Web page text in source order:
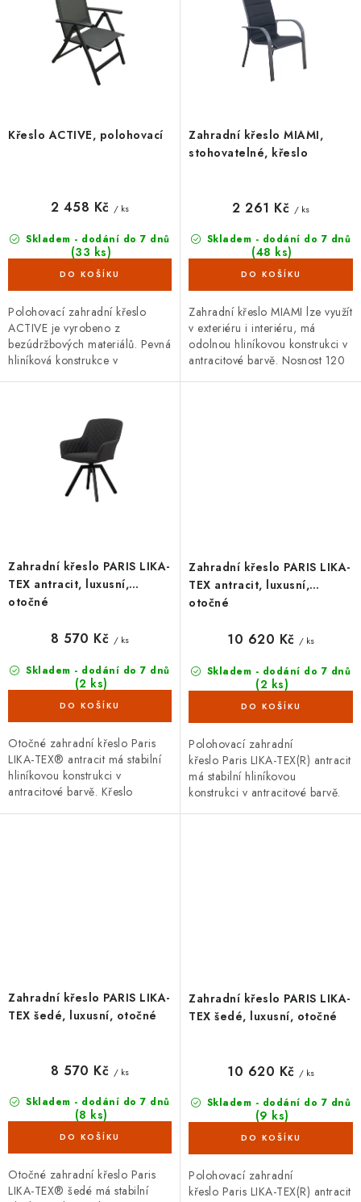
ů
t
Křeslo ACTIVE, polohovací
Skladem - dodání do 7 dnů
(33 ks)
2 458 Kč / ks
Polohovací zahradní křeslo
ACTIVE je vyrobeno z
bezúdržbových materiálů. Pevná
hliníková konstrukce v
Zahradní křeslo MIAMI,
stohovatelné, křeslo
Skladem - dodání do 7 dnů
(48 ks)
2 261 Kč / ks
Zahradní křeslo MIAMI lze využít
v exteriéru i interiéru, má
odolnou hliníkovou konstrukci v
antracitové barvě. Nosnost 120
Zahradní křeslo PARIS LIKA-
TEX antracit, luxusní,
otočné
Skladem - dodání do 7 dnů
(2 ks)
8 570 Kč / ks
Otočné zahradní křeslo Paris
LIKA-TEX® antracit má stabilní
hliníkovou konstrukci v
antracitové barvě. Křeslo
Zahradní křeslo PARIS LIKA-
TEX antracit, luxusní,
otočné
Skladem - dodání do 7 dnů
(2 ks)
10 620 Kč / ks
Polohovací zahradní
křeslo Paris LIKA-TEX(R) antracit
má stabilní hliníkovou
konstrukci v antracitové barvě.
Zahradní křeslo PARIS LIKA-
TEX šedé, luxusní, otočné
Skladem - dodání do 7 dnů
(8 ks)
8 570 Kč / ks
Otočné zahradní křeslo Paris
LIKA-TEX® šedé má stabilní
Zahradní křeslo PARIS LIKA-
TEX šedé, luxusní, otočné
Skladem - dodání do 7 dnů
(9 ks)
10 620 Kč / ks
Polohovací zahradní
křeslo Paris LIKA-TEX(R) antracit